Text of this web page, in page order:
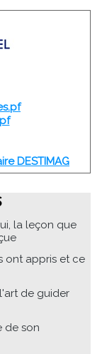
DESTIMAG
la leçon que
ont appris et ce
de guider
de son